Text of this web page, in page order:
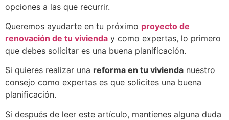
opciones a las que recurrir.
Queremos ayudarte en tu próximo proyecto de
renovación de tu vivienda y como expertas, lo primero
que debes solicitar es una buena planificación.
Si quieres realizar una reforma en tu vivienda nuestro
consejo como expertas es que solicites una buena
planificación.
Si después de leer este artículo, mantienes alguna duda